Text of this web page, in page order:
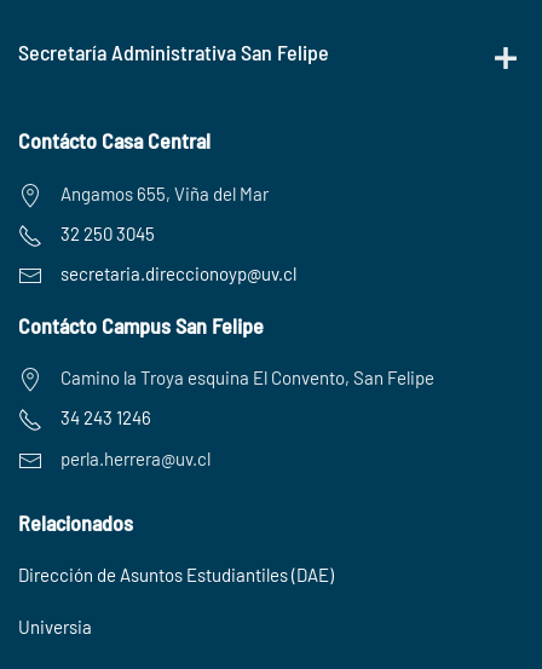
Secretaría Administrativa San Felipe
Contácto Casa Central
Angamos 655, Viña del Mar
32 250 3045
secretaria.direccionoyp@uv.cl
Contácto Campus San Felipe
Camino la Troya esquina El Convento, San Felipe
34 243 1246
perla.herrera@uv.cl
Relacionados
Dirección de Asuntos Estudiantiles (DAE)
Universia